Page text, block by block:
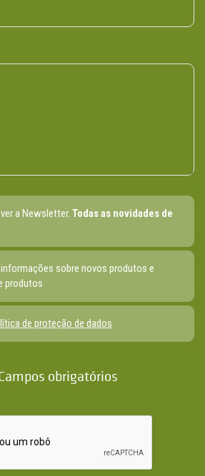
a Newsletter. Todas as novidades de
sobre novos produtos e
produtos
de proteção de dados
obrigatórios